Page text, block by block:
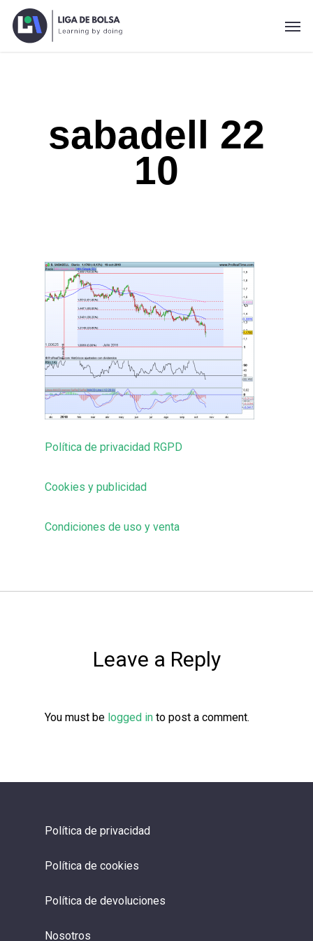
Skip
sabadell 22
10
Política de privacidad RGPD
Cookies y publicidad
Condiciones de uso y venta
Leave a Reply
You must be logged in to post a comment.
Política de privacidad
Política de cookies
Política de devoluciones
Nosotros